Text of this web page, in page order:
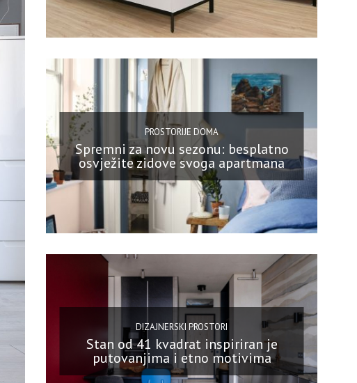
PROSTORIJE DOMA
Spremni za novu sezonu: besplatno
osvježite zidove svoga apartmana
DIZAJNERSKI PROSTORI
Stan od 41 kvadrat inspiriran je
putovanjima i etno motivima